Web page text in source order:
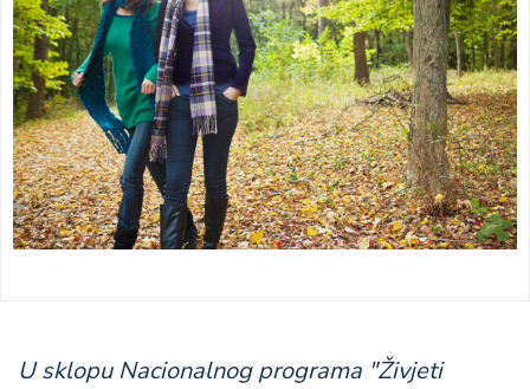
U sklopu Nacionalnog programa "Živjeti